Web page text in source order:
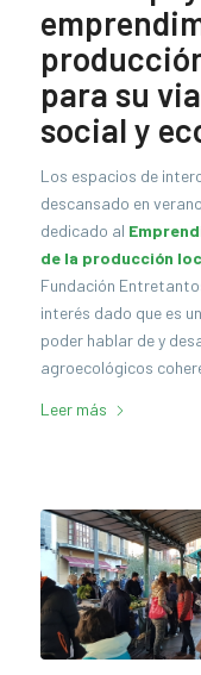
para su
social y
Los espacios de
descansado en
dedicado al
de la producción
Fundación
interés dado que es
poder hablar de y
agroecológicos
Leer más